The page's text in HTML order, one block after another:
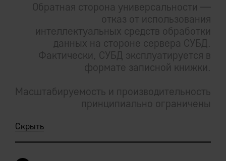
Обратная сторона универсальности —
отказ от использования
интеллектуальных средств обработки
данных на стороне сервера СУБД.
Фактически, СУБД эксплуатируется в
формате записной книжки.
Масштабируемость и производительность
принципиально ограничены
Скрыть